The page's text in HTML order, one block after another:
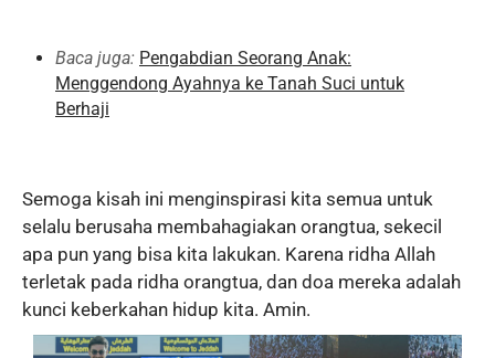
Baca juga: Pengabdian Seorang Anak:
Menggendong Ayahnya ke Tanah Suci untuk
Berhaji
Semoga kisah ini menginspirasi kita semua untuk
selalu berusaha membahagiakan orangtua, sekecil
apa pun yang bisa kita lakukan. Karena ridha Allah
terletak pada ridha orangtua, dan doa mereka adalah
kunci keberkahan hidup kita. Amin.